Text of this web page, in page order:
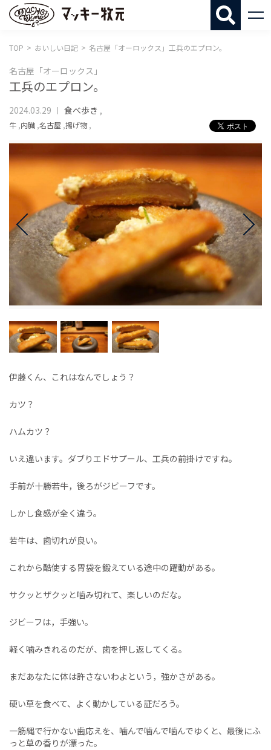
TOP おいしい日記 名古屋「オーロックス」工兵のエプロン。
名古屋「オーロックス」
工兵のエプロン。
2024.03.29 食べ歩き ,
牛 ,内臓 ,名古屋 ,揚げ物,
伊藤くん、これはなんでしょう？
カツ？
ハムカツ？
いえ違います。ダブりエドサプール、工兵の前掛けですね。
手前が十勝若牛，後ろがジビーフです。
しかし食感が全く違う。
若牛は、歯切れが良い。
これから酷使する胃袋を鍛えている途中の躍動がある。
サクッとザクッと噛み切れて、楽しいのだな。
ジビーフは，手強い。
軽く噛みきれるのだが、歯を押し返してくる。
まだあなたに体は許さないわよという，強かさがある。
硬い草を食べて、よく動かしている証だろう。
一筋縄で行かない歯応えを、噛んで噛んで噛んでゆくと、最後にふ
っと草の香りが漂った。